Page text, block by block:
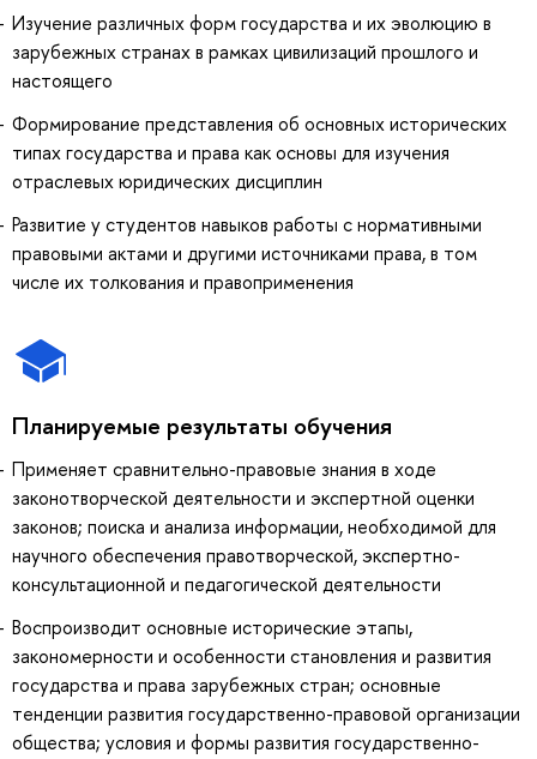
Изучение различных форм государства и их эволюцию в
зарубежных странах в рамках цивилизаций прошлого и
настоящего
Формирование представления об основных исторических
типах государства и права как основы для изучения
отраслевых юридических дисциплин
Развитие у студентов навыков работы с нормативными
правовыми актами и другими источниками права, в том
числе их толкования и правоприменения
Планируемые результаты обучения
Применяет сравнительно-правовые знания в ходе
законотворческой деятельности и экспертной оценки
законов; поиска и анализа информации, необходимой для
научного обеспечения правотворческой, экспертно-
консультационной и педагогической деятельности
Воспроизводит основные исторические этапы,
закономерности и особенности становления и развития
государства и права зарубежных стран; основные
тенденции развития государственно-правовой организации
общества; условия и формы развития государственно-